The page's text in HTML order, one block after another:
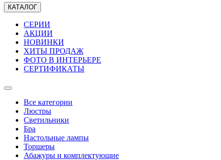
КАТАЛОГ
СЕРИИ
АКЦИИ
НОВИНКИ
ХИТЫ ПРОДАЖ
ФОТО В ИНТЕРЬЕРЕ
СЕРТИФИКАТЫ
Все категории
Люстры
Светильники
Бра
Настольные лампы
Торшеры
Абажуры и комплектующие